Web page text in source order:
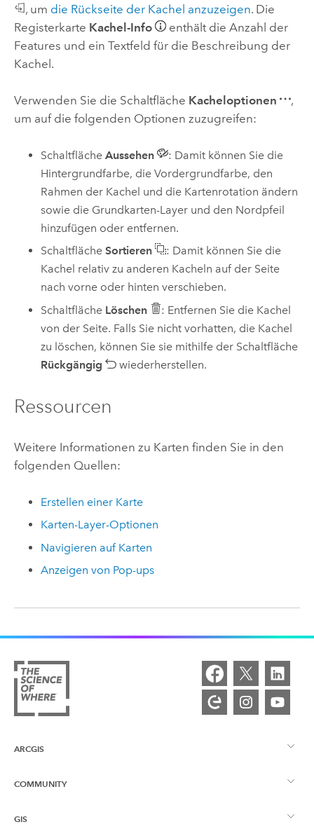
, um die Rückseite der Kachel anzuzeigen. Die
Registerkarte Kachel-Info
enthält die Anzahl der
Features und ein Textfeld für die Beschreibung der
Kachel.
Verwenden Sie die Schaltfläche Kacheloptionen
,
um auf die folgenden Optionen zuzugreifen:
SchaltflächeAussehen
: Damit können Sie die
Hintergrundfarbe, die Vordergrundfarbe, den
Rahmen der Kachel und die Kartenrotation ändern
sowie die Grundkarten-Layer und den Nordpfeil
hinzufügen oder entfernen.
SchaltflächeSortieren
: Damit können Sie die
Kachel relativ zu anderen Kacheln auf der Seite
nach vorne oder hinten verschieben.
Schaltfläche Löschen
: Entfernen Sie die Kachel
von der Seite. Falls Sie nicht vorhatten, die Kachel
zu löschen, können Sie sie mithilfe der Schaltfläche
Rückgängig
wiederherstellen.
Ressourcen
Weitere Informationen zu Karten finden Sie in den
folgenden Quellen:
Erstellen einer Karte
Karten-Layer-Optionen
Navigieren auf Karten
Anzeigen von Pop-ups
ARCGIS
ArcGIS – Überblick
COMMUNITY
Esri Community
GIS